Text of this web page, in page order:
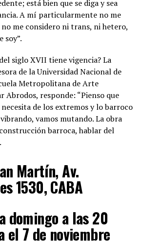
está bien que se diga y sea
A mí particularmente no me
me considero ni trans, ni hetero,
soy”.
siglo XVII tiene vigencia? La
de la Universidad Nacional de
Metropolitana de Arte
Abrodos, responde: “Pienso que
necesita de los extremos y lo barroco
vamos mutando. La obra
barroca, hablar del
Martín, Av.
1530, CABA
domingo a las 20
el 7 de noviembre